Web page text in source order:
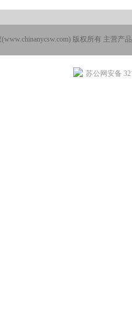
版权所有 主营产
苏公网安备